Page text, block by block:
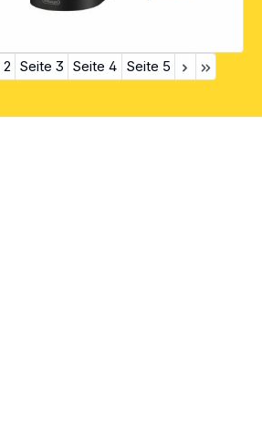
2 Seite 3 Seite 4 Seite 5